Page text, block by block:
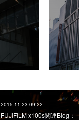
2015.11.23 09:22
FUJIFILM x100s関連Blog：